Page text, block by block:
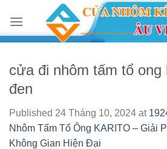
content
cửa đi nhôm tấm tổ ong
đen
Published 24 Tháng 10, 2024 at
Nhôm Tấm Tổ Ông KARITO – Giải
Không Gian Hiện Đại